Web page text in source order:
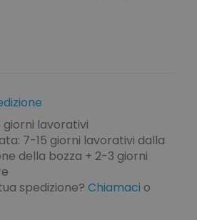
lavorativi
7-15 giorni lavorativi dalla
della bozza + 2-3 giorni
spedizione? Chiamaci o